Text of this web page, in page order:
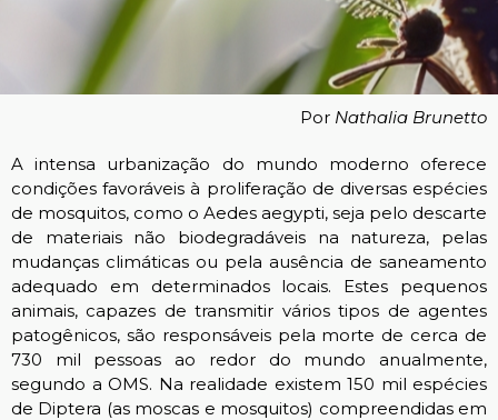
Por Nathalia Brunetto
A intensa urbanização do mundo moderno oferece
condições favoráveis à proliferação de diversas espécies
de mosquitos, como o Aedes aegypti, seja pelo descarte
de materiais não biodegradáveis na natureza, pelas
mudanças climáticas ou pela ausência de saneamento
adequado em determinados locais. Estes pequenos
animais, capazes de transmitir vários tipos de agentes
patogênicos, são responsáveis pela morte de cerca de
730 mil pessoas ao redor do mundo anualmente,
segundo a OMS. Na realidade existem 150 mil espécies
de Diptera (as moscas e mosquitos) compreendidas em